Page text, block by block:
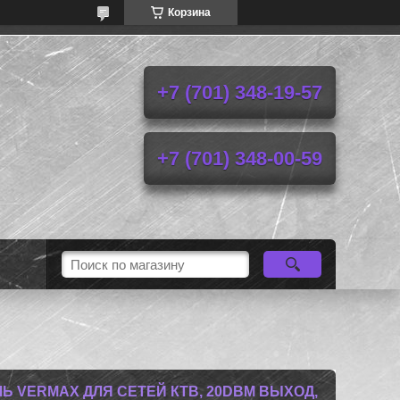
Корзина
+7 (701) 348-19-57
+7 (701) 348-00-59
ДЛЯ СЕТЕЙ КТВ, 20DBM ВЫХОД,